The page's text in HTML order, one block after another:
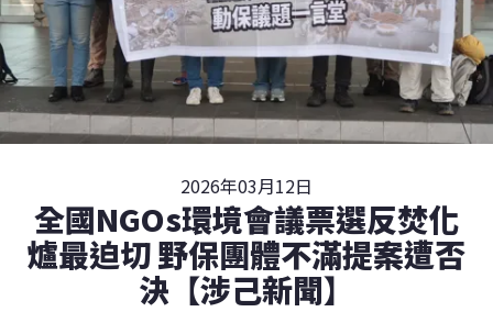
2026年03月12日
全國NGOs環境會議票選反焚化
爐最迫切 野保團體不滿提案遭否
決【涉己新聞】